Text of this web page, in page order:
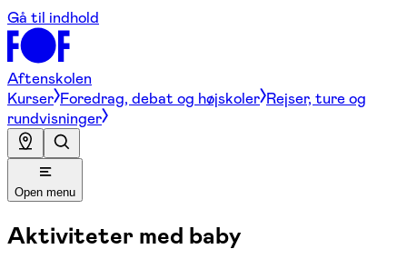
Gå til indhold
Aftenskolen
Kurser Foredrag, debat og højskoler Rejser, ture og
rundvisninger
Open menu
Aktiviteter med baby